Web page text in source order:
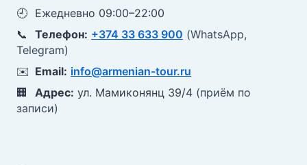
🕘 Ежедневно 09:00–22:00
📞
Телефон: +374 33 633 900 (WhatsApp,
Telegram)
✉️ Email: info@armenian-tour.ru
🏢
Адрес: ул. Мамиконянц 39/4 (приём по
записи)